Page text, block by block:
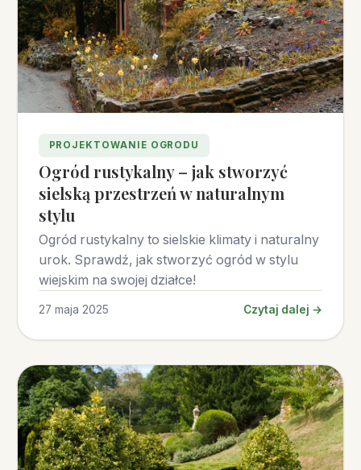
PROJEKTOWANIE OGRODU
Ogród rustykalny – jak stworzyć
sielską przestrzeń w naturalnym
stylu
Ogród rustykalny to sielskie klimaty i naturalny
urok. Sprawdź, jak stworzyć ogród w stylu
wiejskim na swojej działce!
27 maja 2025 Czytaj dalej →